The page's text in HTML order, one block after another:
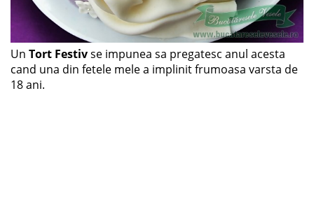
Un Tort Festivse impunea sa pregatesc anul acesta
cand una din fetele mele a implinit frumoasa varsta de
18 ani.